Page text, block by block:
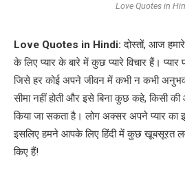
Love Quotes in
Love Quotes in Hindi:दोस्तों, आज
के लिए प्यार के बारे में कुछ प्यारे विचार हैं।
जिसे हर कोई अपने जीवन में कभी न कभी अनुभव
सीमा नहीं होती और इसे बिना कुछ कहे, किसी
किया जा सकता है। लोग अक्सर अपने प्यार का
इसलिए हमने आपके लिए हिंदी में कुछ खूबसूरत
किए हैं!